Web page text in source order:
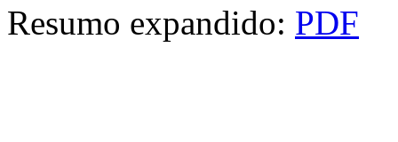
Resumo expandido: PDF